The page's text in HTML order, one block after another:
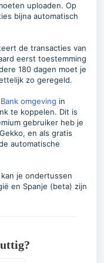
uploaden. Op
bijna automatisch
de transacties van
eerst toestemming
180 dagen moet je
zo geregeld.
Bank omgeving in
te koppelen. Dit is
gebruiker heb je
en als gratis
automatische
je ondertussen
en Spanje (beta) zijn